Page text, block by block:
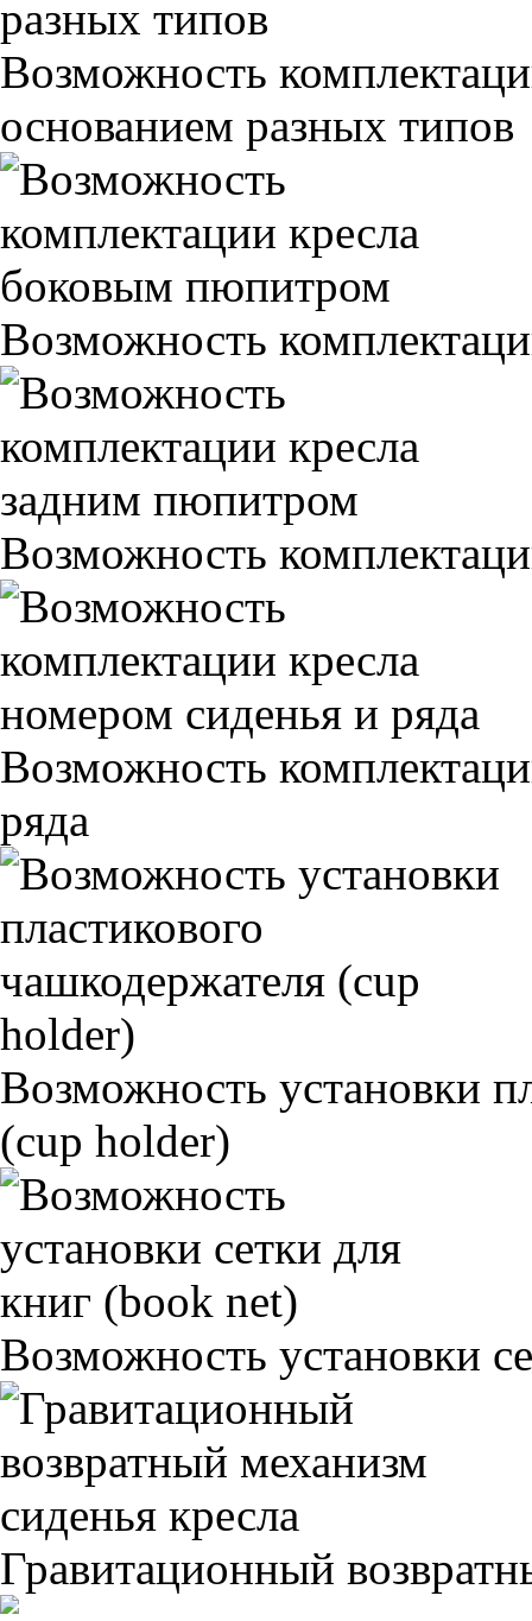
Возможность
основанием разных типов
Возможность
Возможность
Возможность
ряда
Возможность установки
(cup holder)
Возможность установки
Гравитационный